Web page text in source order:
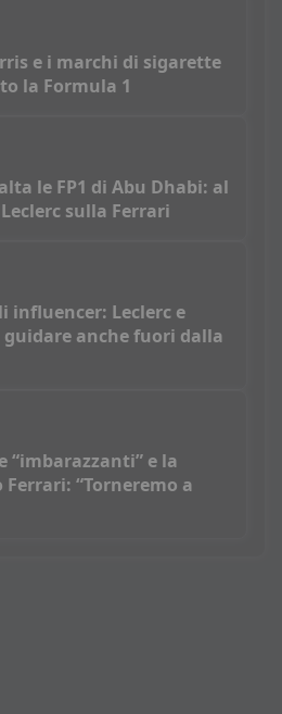
e i marchi di sigarette
la Formula 1
le FP1 di Abu Dhabi: al
sulla Ferrari
influencer: Leclerc e
anche fuori dalla
“imbarazzanti” e la
“Torneremo a